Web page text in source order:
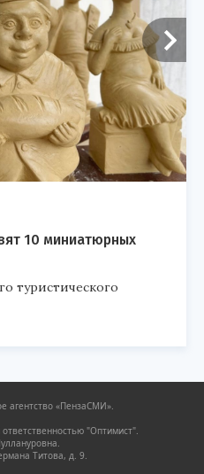
10 миниатюрных
туристического
агентство «ПензаСМИ».
"Оптимист".
Титова, д. 9.